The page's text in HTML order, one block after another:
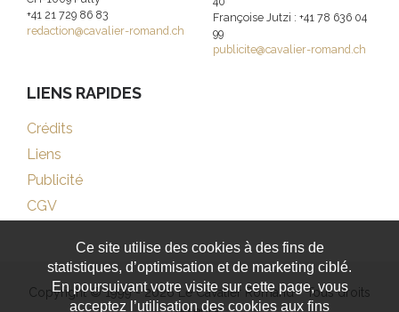
+41 21 729 86 83
redaction@cavalier-romand.ch
Françoise Jutzi : +41 78 636 04
99
publicite@cavalier-romand.ch
LIENS RAPIDES
Crédits
Liens
Publicité
CGV
Copyright © 1999 - 2026 Le Cavalier Romand - Tous droits
Ce site utilise des cookies à des fins de
statistiques, d’optimisation et de marketing ciblé.
En poursuivant votre visite sur cette page, vous
acceptez l’utilisation des cookies aux fins